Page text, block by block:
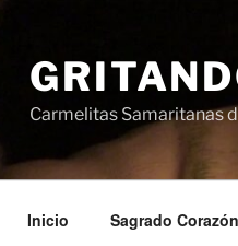
Carmelitas Samaritanas
Inicio Sagrado